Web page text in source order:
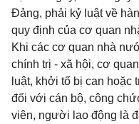
Đảng, phải kỷ luật về
quy định của cơ quan
Khi các cơ quan nhà
chính trị - xã hội, cơ
luật, khởi tố bị can hoặc
đối với cán bộ, công
viên, người lao động là